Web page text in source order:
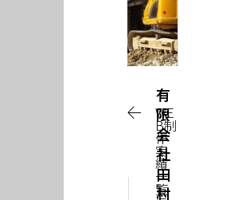
BUSINESS
事業内容
COMPANY
INFO
企業情報
NEWS
有
限
会
社
田
村
WE
B制
作
実
績
一
覧